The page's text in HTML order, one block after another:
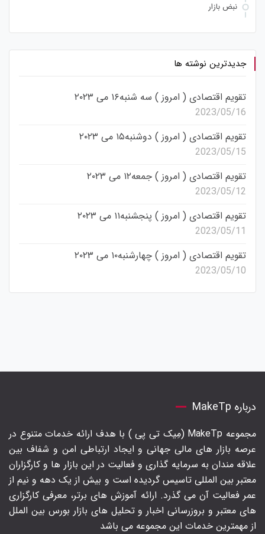
نبض بازار
جدیدترین نوشته ها
تقویم اقتصادی ( امروز ) سه شنبه۱۶ می ۲۰۲۳
2023/05/16
تقویم اقتصادی ( امروز ) دوشنبه۱۵ می ۲۰۲۳
2023/05/15
تقویم اقتصادی ( امروز ) جمعه۱۲ می ۲۰۲۳
2023/05/12
تقویم اقتصادی ( امروز ) پنجشنبه۱۱ می ۲۰۲۳
2023/05/11
تقویم اقتصادی ( امروز ) چهارشنبه۱۰ می ۲۰۲۳
2023/05/10
درباره MakeTp
مجموعه MakeTp (مِیک تی پی ) با هدف ارائه خدمات متنوع در
عرصه بازار های مالی جهانی و ایجاد ارتباطی امن و شفاف بین
علاقه مندان به سرمایه گذاری و فعالیت در این بازار ها و کارگزاران
معتبر بین المللی تاسیس گردیده است و بیش از یک دهه و نیم از
عمر فعالیت آن می گذرد. ارائه آموزش های برتر‍، معرفی کارگزاری
های معتبر و بروزرسانی اخبار و تحلیل های بازار بورس بین الملل
از مهمترین خدمات این مجموعه می باشد